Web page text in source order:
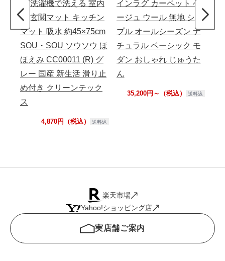
ト 洗濯機で洗える 室内
用 玄関マット キッチン
マット 吸水 約45×75cm
SOU・SOU ソウソウ ほ
ほえみ CC00011 (R) グ
レー 国産 新生活 滑り止
め付き クリーンテック
ス
4,870円（税込） 送料込
インラグ カーペット ベ
ージュ ウール 無地 シン
プル オールシーズン ナ
チュラル ベーシック モ
ダン おしゃれ じゅうた
ん
35,200円～（税込） 送料込
楽天市場
Yahoo!ショッピング店
実店舗ご案内